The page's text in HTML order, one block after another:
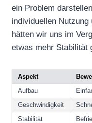
ein Problem
individuellen
hätten wir uns im
etwas mehr Stabilität
Aspekt
Aufbau
Geschwindigkeit
Stabilität